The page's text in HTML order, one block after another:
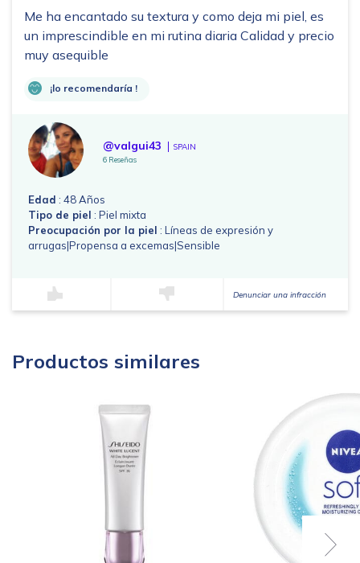
Me ha encantado su textura y como deja mi piel, es
un imprescindible en mi rutina diaria Calidad y precio
muy asequible
¡lo recomendaría !
@valgui43 SPAIN
6 Reseñas
Edad : 48 Años
Tipo de piel : Piel mixta
Preocupación por la piel : Líneas de expresión y
arrugas|Propensa a excemas|Sensible
Denunciar una infracción
Productos similares